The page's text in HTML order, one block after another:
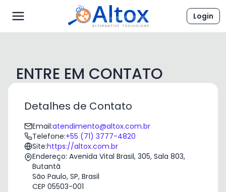
Login
ENTRE EM CONTATO
Detalhes de Contato
Email:atendimento@altox.com.br
Telefone:+55 (71) 3777-4820
Site:https://altox.com.br
Endereço: Avenida Vital Brasil, 305, Sala 803,
Butantã
São Paulo, SP, Brasil
CEP 05503-001